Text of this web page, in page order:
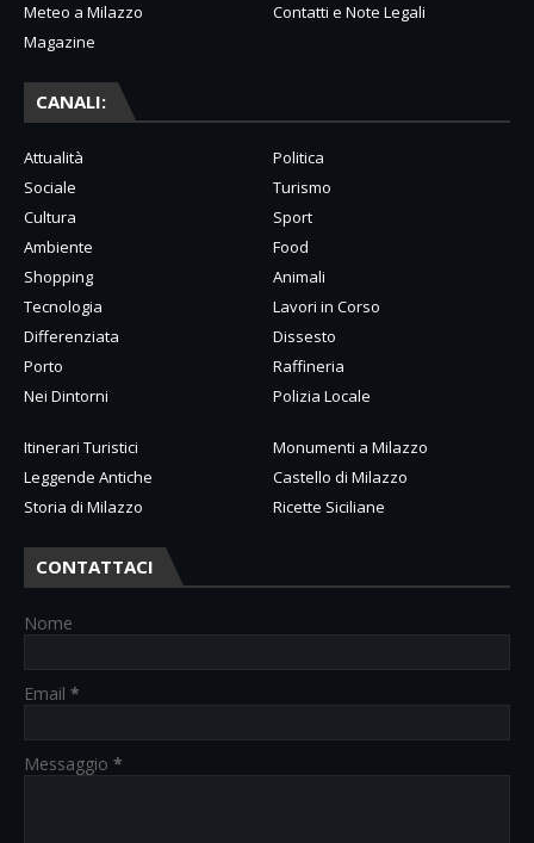
Meteo a Milazzo
Contatti e Note Legali
Magazine
CANALI:
Attualità
Politica
Sociale
Turismo
Cultura
Sport
Ambiente
Food
Shopping
Animali
Tecnologia
Lavori in Corso
Differenziata
Dissesto
Porto
Raffineria
Nei Dintorni
Polizia Locale
Itinerari Turistici
Monumenti a Milazzo
Leggende Antiche
Castello di Milazzo
Storia di Milazzo
Ricette Siciliane
CONTATTACI
Nome
Email *
Messaggio *